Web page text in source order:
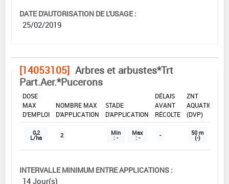
DATE D'AUTORISATION DE L'USAGE :
25/02/2019
[14053105] Arbres et arbustes*Trt
Part.Aer.*Pucerons
DOSE
MAX
D'EMPLOI
NOMBRE MAX
D'APPLICATION
STADE
D'APPLICATION
DÉLAIS
AVANT
RÉCOLTE
ZNT
AQUATIQUE
(DVP)
0,2
L/ha 2 Min
: -
Max
: - - 50 m
(-)
INTERVALLE MINIMUM ENTRE APPLICATIONS :
14 Jour(s)